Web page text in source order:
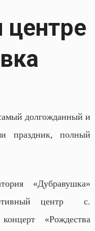
центре
долгожданный и
праздник, полный
«Дубравушка»
центр с.
«Рождества